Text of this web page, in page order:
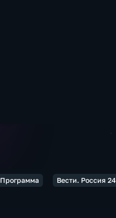
Программа Вести. Россия 24